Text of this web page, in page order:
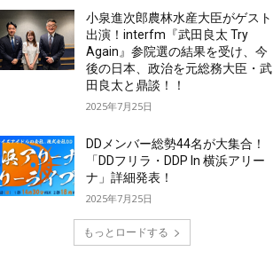
小泉進次郎農林水産大臣がゲスト
出演！interfm『武田良太 Try
Again』参院選の結果を受け、今
後の日本、政治を元総務大臣・武
田良太と鼎談！！
2025年7月25日
DDメンバー総勢44名が大集合！
「DDフリラ・DDP In 横浜アリー
ナ」詳細発表！
2025年7月25日
もっとロードする